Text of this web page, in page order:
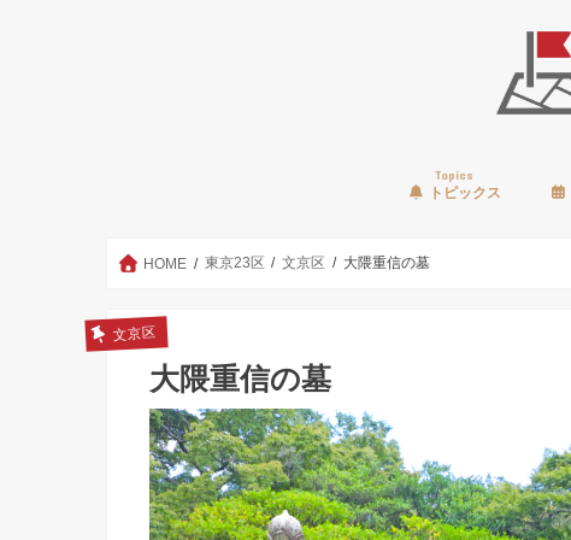
Topics
トピックス
HOME 東京23区 文京区 大隈重信の墓
文京区
大隈重信の墓